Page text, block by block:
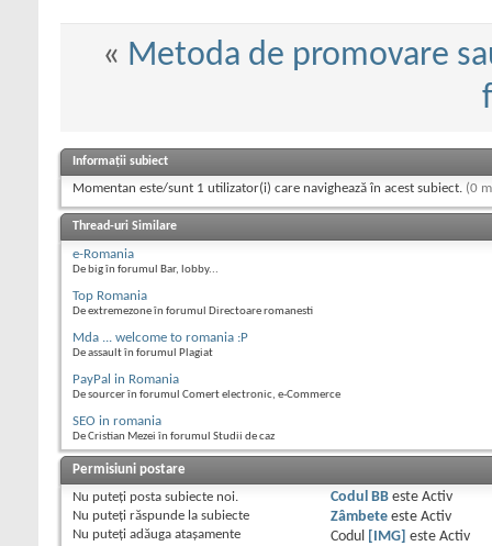
« Metoda de promovare
Informații subiect
Momentan este/sunt 1 utilizator(i) care navighează în acest subiect. (0
Thread-uri Similare
e-Romania
De big în forumul Bar, lobby...
Top Romania
De extremezone în forumul Directoare romanesti
Mda ... welcome to romania :P
De assault în forumul Plagiat
PayPal in Romania
De sourcer în forumul Comert electronic, e-Commerce
SEO in romania
De Cristian Mezei în forumul Studii de caz
Permisiuni postare
Nu puteţi posta subiecte noi.
Nu puteţi răspunde la subiecte
Nu puteţi adăuga ataşamente
Codul BBeste Activ
Zâmbeteeste Activ
Codul
[IMG] este Activ